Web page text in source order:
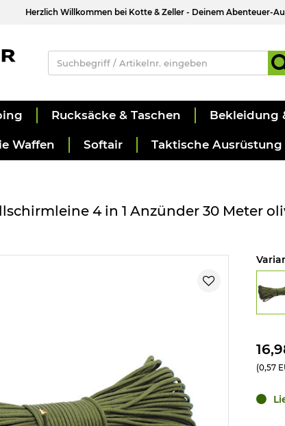
Herzlich Willkommen bei Kotte & Zeller - Deinem Abenteuer-
Rucksäcke & Taschen Bekleidung
Waffen Softair Taktische Ausrüstung
4 in 1 Anzünder 30 Meter
(0,57